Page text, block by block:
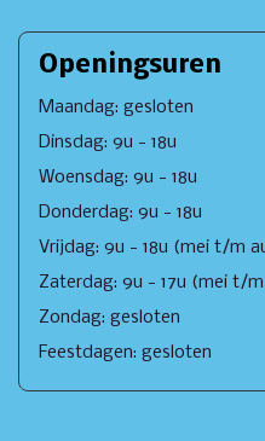
Openingsuren
Maandag: gesloten
Dinsdag: 9u - 18u
Woensdag: 9u - 18u
Donderdag: 9u - 18u
Vrijdag: 9u - 18u (mei t/m
Zaterdag: 9u - 17u (mei t/
Zondag: gesloten
Feestdagen: gesloten